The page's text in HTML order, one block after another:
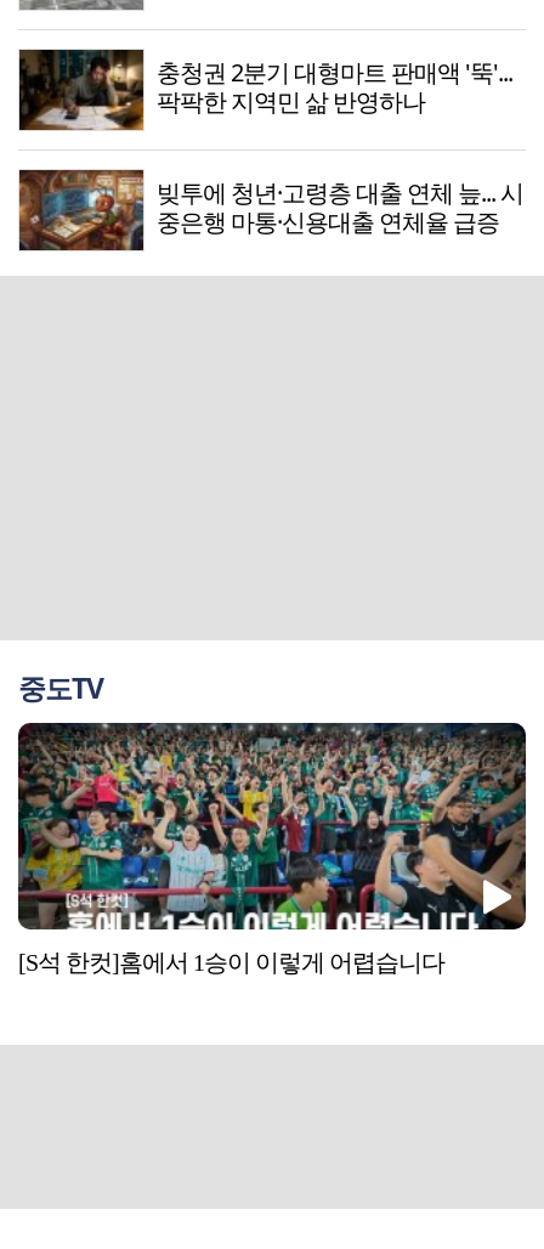
충청권 2분기 대형마트 판매액 '뚝'...
팍팍한 지역민 삶 반영하나
빚투에 청년·고령층 대출 연체 늪... 시
중은행 마통·신용대출 연체율 급증
중도TV
[S석 한컷]홈에서 1승이 이렇게 어렵습니다